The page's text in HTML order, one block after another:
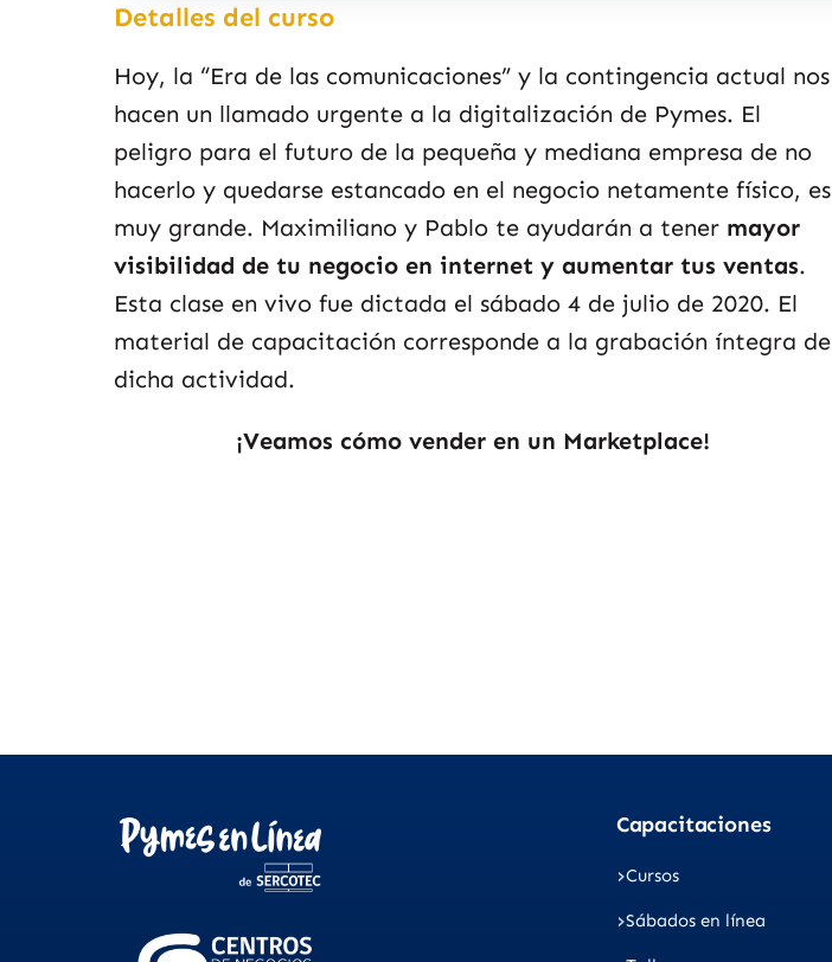
Detalles del curso
Hoy, la “Era de las comunicaciones” y la contingencia actual nos
hacen un llamado urgente a la digitalización de Pymes. El
peligro para el futuro de la pequeña y mediana empresa de no
hacerlo y quedarse estancado en el negocio netamente físico, es
muy grande. Maximiliano y Pablo te ayudarán a tener mayor
visibilidad de tu negocio en internet y aumentar tus ventas.
Esta clase en vivo fue dictada el sábado 4 de julio de 2020. El
material de capacitación corresponde a la grabación íntegra de
dicha actividad.
¡Veamos cómo vender en un Marketplace!
Capacitaciones
Cursos
Sábados en línea